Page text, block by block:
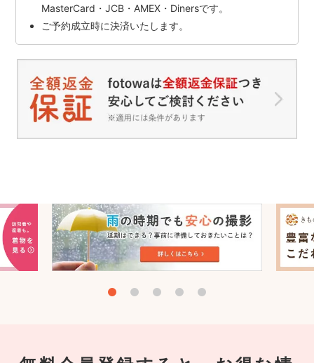
MasterCard・JCB・AMEX・Dinersです。
ご予約成立時に決済いたします。